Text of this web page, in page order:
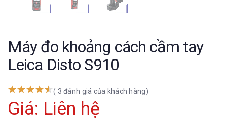
Máy đo khoảng cách cầm tay
Leica Disto S910
( 3 đánh giá của khách hàng)
Giá: Liên hệ